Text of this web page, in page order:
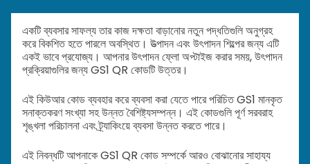
একটি ব্যবসার সাফল্য তার কাজ দক্ষতা বাড়ানোর নতুন পদ্ধতিগুলি অনুগ্রহ
করে বিকশিত হতে পারলে অবস্থিত। উত্পাদন এবং উৎপাদন শিল্পের জন্য এটি
একই ভাবে প্রযোজ্য। আপনার উৎপাদন ফ্লো অপ্টাইজ করার সময়, উৎপাদন
প্রক্রিয়াগুলির জন্য GS1 QR কোডটি উত্তর।
এই কিউআর কোড ব্যবহার করে ব্যবসা করা যেতে পারে পরিচিত GS1 মানকৃত
সনাক্তকরণ সংখ্যা সহ উন্নত বৈশিষ্ট্যসম্পন্ন। এই কোডগুলি পূর্ণ সরবরাহ
শৃঙ্খলা পরিচালনা এবং ট্র্যাকিংয়ে ব্যবসা উন্নত করতে পারে।
এই নিবন্ধটি আপনাকে GS1 QR কোড সম্পর্কে আরও বোঝানোর সাহায্য